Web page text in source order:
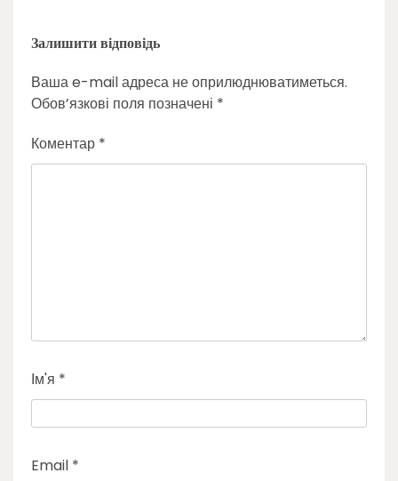
Залишити відповідь
Ваша e-mail адреса не оприлюднюватиметься.
Обов’язкові поля позначені *
Коментар *
Ім'я *
Email *